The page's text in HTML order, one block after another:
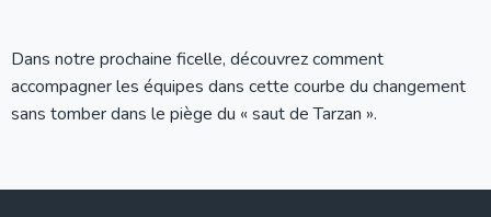
Dans notre prochaine ficelle, découvrez comment
accompagner les équipes dans cette courbe du changement
sans tomber dans le piège du « saut de Tarzan ».